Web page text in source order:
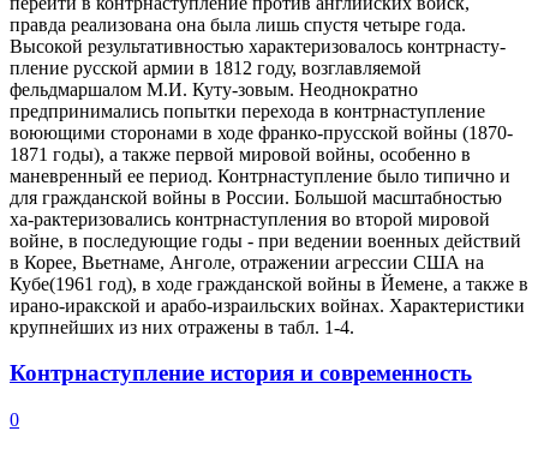
правда реализована она была лишь спустя четыре года.
Высокой результативностью характеризовалось контрнасту-
пление русской армии в 1812 году, возглавляемой
фельдмаршалом М.И. Куту-зовым. Неоднократно
предпринимались попытки перехода в контрнаступление
воюющими сторонами в ходе франко-прусской войны (1870-
1871 годы), а также первой мировой войны, особенно в
маневренный ее период. Контрнаступление было типично и
для гражданской войны в России. Большой масштабностью
ха-рактеризовались контрнаступления во второй мировой
войне, в последующие годы - при ведении военных действий
в Корее, Вьетнаме, Анголе, отражении агрессии США на
Кубе(1961 год), в ходе гражданской войны в Йемене, а также в
ирано-иракской и арабо-израильских войнах. Характеристики
крупнейших из них отражены в табл. 1-4.
Контрнаступление история и современность
0